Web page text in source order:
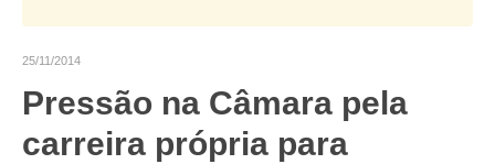
ORGANOGRAMA
CRESCE BRASIL
CONSELHO TECNOLÓGICO
25/11/2014
Pressão na Câmara pela
carreira própria para